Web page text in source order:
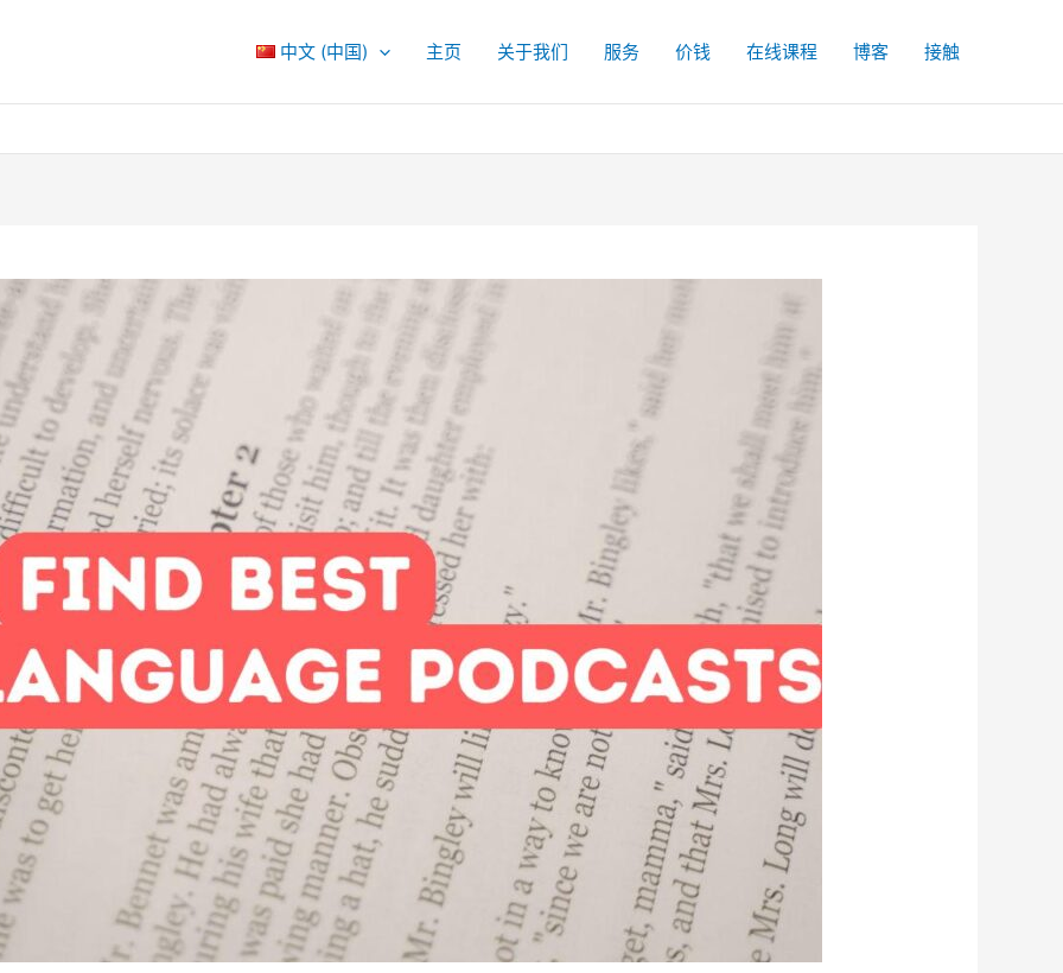
中文 (中国) 主页 关于我们 服务 价钱 在线课程 博客 接触